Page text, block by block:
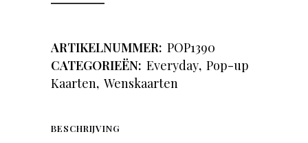
ARTIKELNUMMER: POP1390
CATEGORIEËN: Everyday, Pop-up
Kaarten, Wenskaarten
BESCHRIJVING